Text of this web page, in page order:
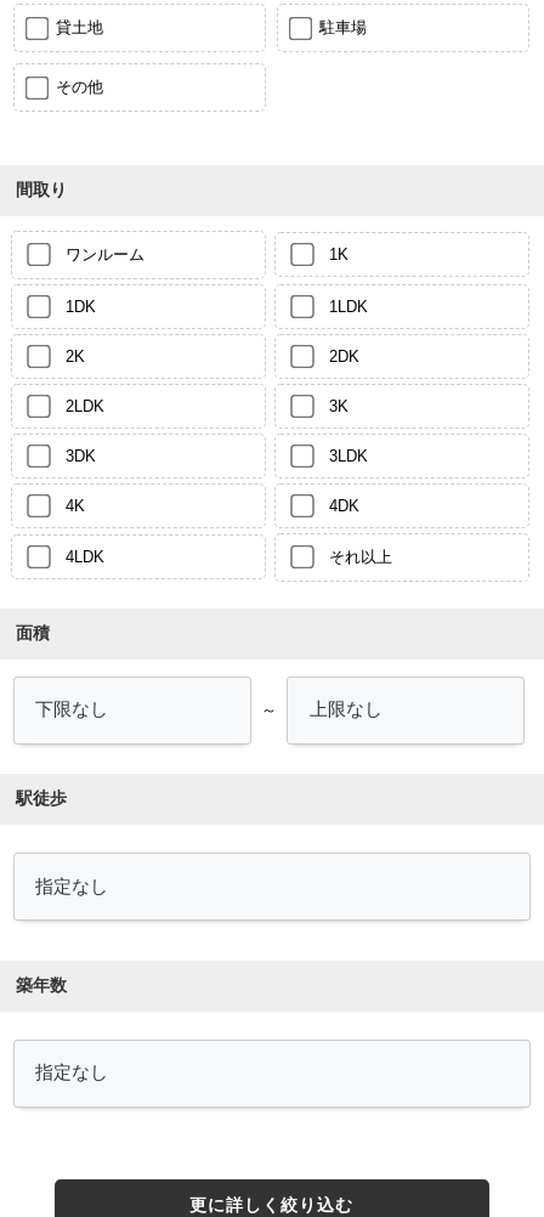
貸土地 駐車場
その他
間取り
ワンルーム 1K
1DK 1LDK
2K 2DK
2LDK 3K
3DK 3LDK
4K 4DK
4LDK それ以上
面積
～
駅徒歩
築年数
更に詳しく絞り込む